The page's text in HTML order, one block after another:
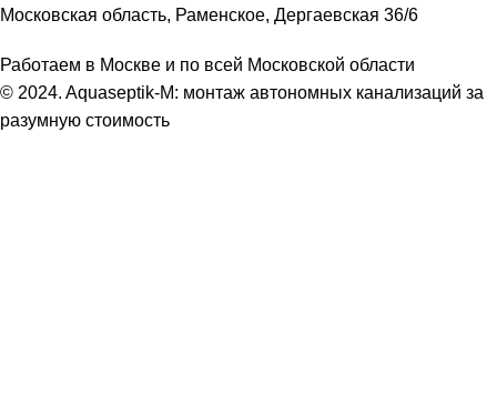
Московская область, Раменское, Дергаевская 36/6
Работаем в Москве и по всей Московской области
© 2024. Aquaseptik-M: монтаж автономных канализаций за
разумную стоимость